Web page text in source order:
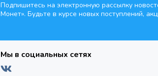
Подпишитесь на электронную рассылку
Монет». Будьте в курсе новых поступлений,
Мы в социальных сетях